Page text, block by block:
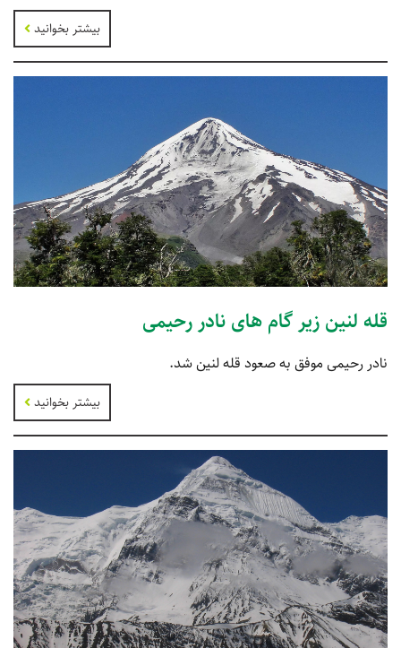
بیشتر بخوانید
قله لنین زیر گام های نادر رحیمی
نادر رحیمی موفق به صعود قله لنین شد.
بیشتر بخوانید